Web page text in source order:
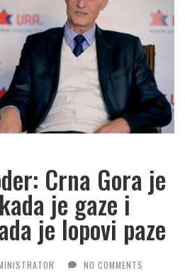
Crna Gora je
je gaze i
je lopovi paze
NO COMMENTS